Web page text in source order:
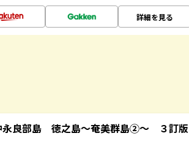
詳細を見る
良部島 徳之島～奄美群島②～ ３訂版